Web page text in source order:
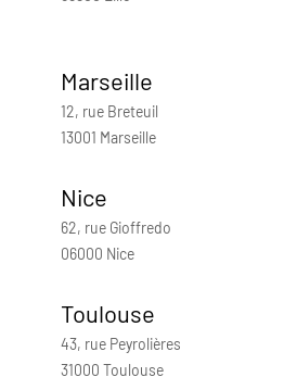
Marseille
12, rue Breteuil
13001 Marseille
Nice
62, rue Gioffredo
06000 Nice
Toulouse
43, rue Peyrolières
31000 Toulouse